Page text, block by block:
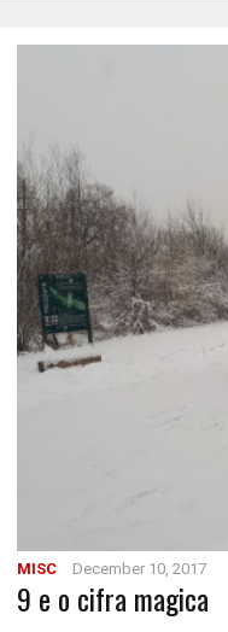
MISC December 10, 2017
9 e o cifra magica